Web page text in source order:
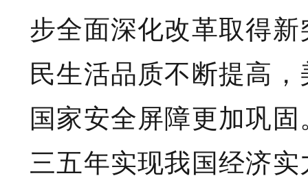
步全面深化改革取得
民生活品质不断提高
国家安全屏障更加巩
三五年实现我国经济